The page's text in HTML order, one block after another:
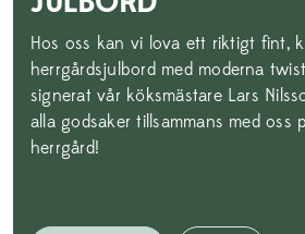
Hos oss kan vi lova ett riktigt fint,
herrgårdsjulbord med moderna
signerat vår köksmästare Lars
alla godsaker tillsammans med oss
herrgård!